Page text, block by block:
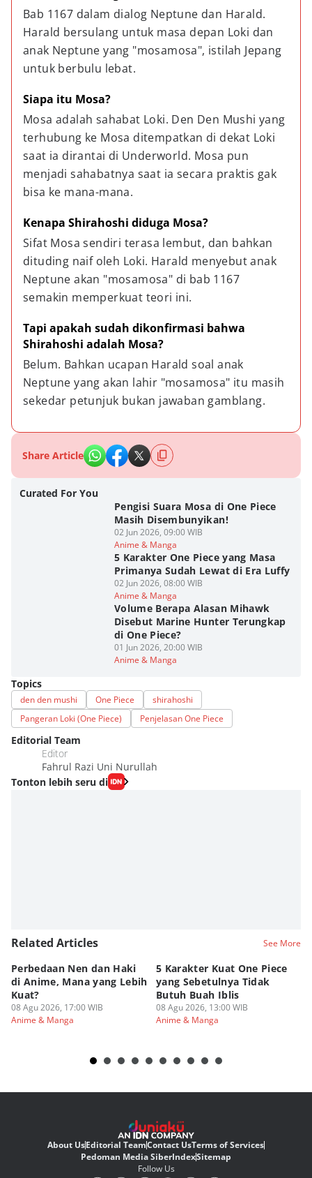
Bab 1167 dalam dialog Neptune dan Harald.
Harald bersulang untuk masa depan Loki dan
anak Neptune yang "mosamosa", istilah Jepang
untuk berbulu lebat.
Siapa itu Mosa?
Mosa adalah sahabat Loki. Den Den Mushi yang
terhubung ke Mosa ditempatkan di dekat Loki
saat ia dirantai di Underworld. Mosa pun
menjadi sahabatnya saat ia secara praktis gak
bisa ke mana-mana.
Kenapa Shirahoshi diduga Mosa?
Sifat Mosa sendiri terasa lembut, dan bahkan
dituding naif oleh Loki. Harald menyebut anak
Neptune akan "mosamosa" di bab 1167
semakin memperkuat teori ini.
Tapi apakah sudah dikonfirmasi bahwa
Shirahoshi adalah Mosa?
Belum. Bahkan ucapan Harald soal anak
Neptune yang akan lahir "mosamosa" itu masih
sekedar petunjuk bukan jawaban gamblang.
Share Article
Curated For You
Pengisi Suara Mosa di One Piece
Masih Disembunyikan!
02 Jun 2026, 09:00 WIB
Anime & Manga
5 Karakter One Piece yang Masa
Primanya Sudah Lewat di Era Luffy
02 Jun 2026, 08:00 WIB
Anime & Manga
Volume Berapa Alasan Mihawk
Disebut Marine Hunter Terungkap
di One Piece?
01 Jun 2026, 20:00 WIB
Anime & Manga
Topics
den den mushi One Piece
shirahoshi
Pangeran Loki (One Piece)
Penjelasan One Piece
Editorial Team
Editor
Fahrul Razi Uni Nurullah
Tonton lebih seru di
Related Articles See More
Perbedaan Nen dan Haki
di Anime, Mana yang Lebih
Kuat?
08 Agu 2026, 17:00 WIB
Anime & Manga
5 Karakter Kuat One Piece
yang Sebetulnya Tidak
Butuh Buah Iblis
08 Agu 2026, 13:00 WIB
Anime & Manga
About UsEditorial TeamContact UsTerms of Services
Pedoman Media SiberIndexSitemap
Follow Us